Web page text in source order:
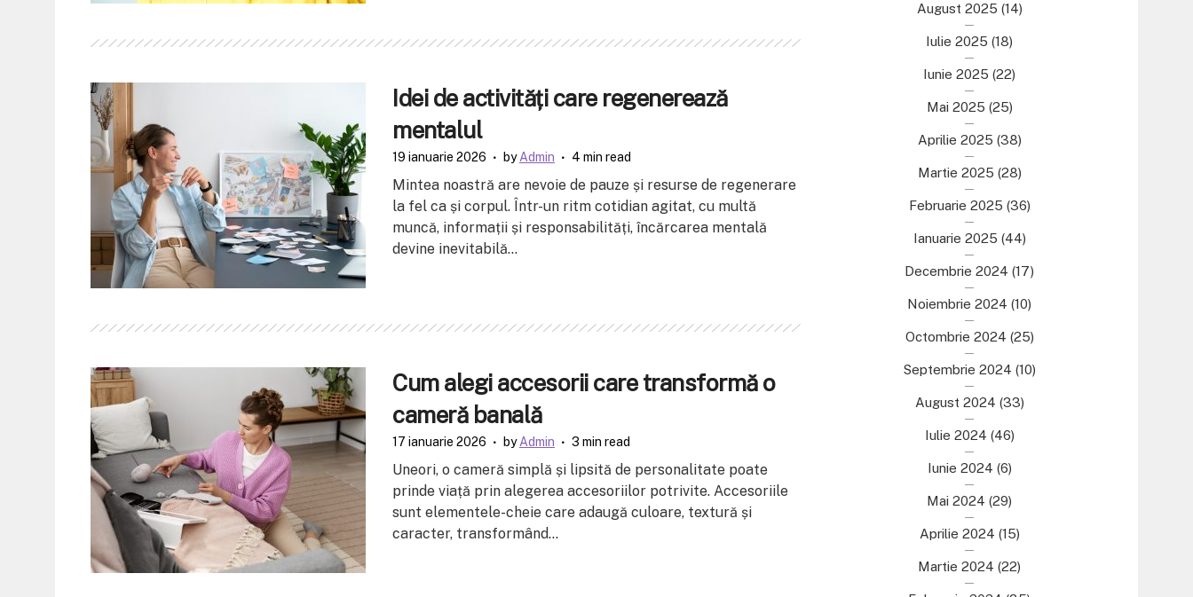
Idei de activități care regenerează
mentalul
19 ianuarie 2026 byAdmin 4 min read
Mintea noastră are nevoie de pauze și resurse de regenerare
la fel ca și corpul. Într-un ritm cotidian agitat, cu multă
muncă, informații și responsabilități, încărcarea mentală
devine inevitabilă...
Cum alegi accesorii care transformă o
cameră banală
17 ianuarie 2026 byAdmin 3 min read
Uneori, o cameră simplă și lipsită de personalitate poate
prinde viață prin alegerea accesoriilor potrivite. Accesoriile
sunt elementele-cheie care adaugă culoare, textură și
caracter, transformând...
August 2025 (14)
Iulie 2025 (18)
Iunie 2025 (22)
Mai 2025 (25)
Aprilie 2025 (38)
Martie 2025 (28)
Februarie 2025 (36)
Ianuarie 2025 (44)
Decembrie 2024 (17)
Noiembrie 2024 (10)
Octombrie 2024 (25)
Septembrie 2024 (10)
August 2024 (33)
Iulie 2024 (46)
Iunie 2024 (6)
Mai 2024 (29)
Aprilie 2024 (15)
Martie 2024 (22)